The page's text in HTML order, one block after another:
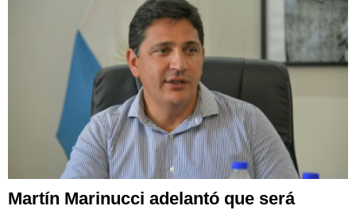
Martín Marinucci adelantó que será